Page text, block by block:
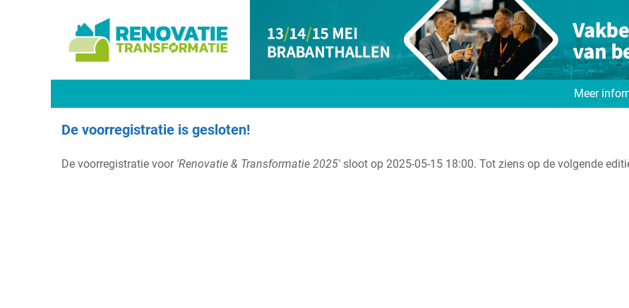
Meer
De voorregistratie is gesloten!
De voorregistratie voor 'Renovatie & Transformatie 2025' sloot op 2025-05-15 18:00. Tot ziens op de volgende